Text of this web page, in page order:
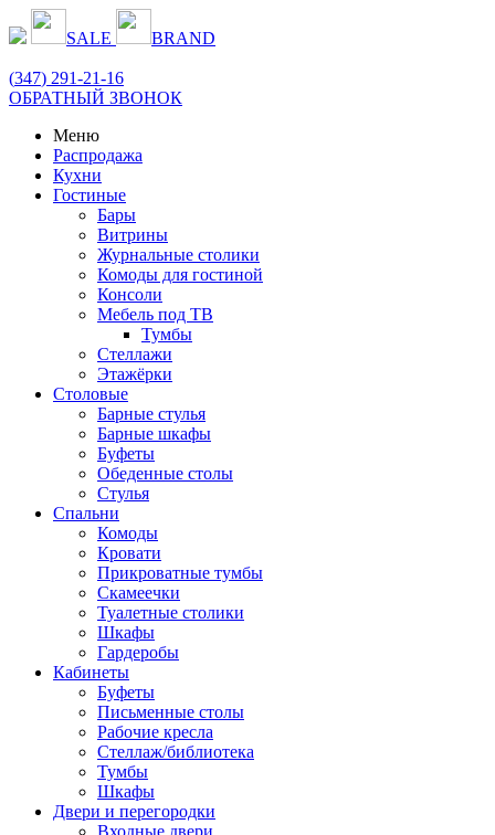
SALE BRAND
(347) 291-21-16
ОБРАТНЫЙ ЗВОНОК
Меню
Распродажа
Кухни
Гостиные
Бары
Витрины
Журнальные столики
Комоды для гостиной
Консоли
Мебель под ТВ
Тумбы
Стеллажи
Этажёрки
Столовые
Барные стулья
Барные шкафы
Буфеты
Обеденные столы
Стулья
Спальни
Комоды
Кровати
Прикроватные тумбы
Скамеечки
Туалетные столики
Шкафы
Гардеробы
Кабинеты
Буфеты
Письменные столы
Рабочие кресла
Стеллаж/библиотека
Тумбы
Шкафы
Двери и перегородки
Входные двери